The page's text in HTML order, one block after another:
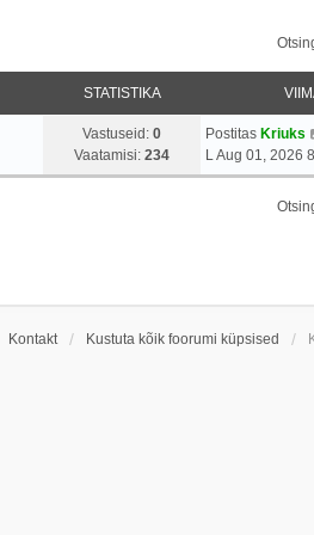
STATISTIKA
Vastuseid: 0
Vaatamisi: 234
Postitas Kriuks
L Aug 01, 2026
Kontakt Kustuta kõik foorumi küpsised